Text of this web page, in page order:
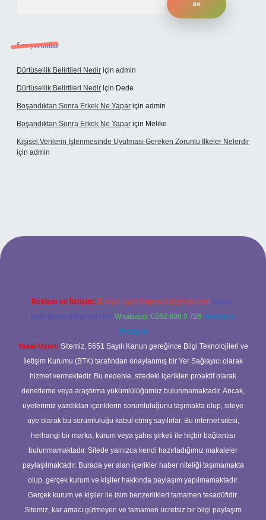
Son yorumlar
Dürtüsellik Belirtileri Nedir için admin
Dürtüsellik Belirtileri Nedir için Dede
Boşandıktan Sonra Erkek Ne Yapar için admin
Boşandıktan Sonra Erkek Ne Yapar için Melike
Kişisel Verilerin Işlenmesinde Uyulması Gereken Zorunlu Ilkeler Nelerdir
için admin
Reklam ve İletişim: E-mail: backlinkpaneli@gmail.com Teams:
forumhizmeti@gmail.com Whatsapp: 0262 606 0 726 Telegram:
@karabul
Yasal Uyarı: Sitemiz, 5651 Sayılı Kanun gereğince Bilgi Teknolojileri ve
İletişim Kurumu (BTK) tarafından onaylanmış bir Yer Sağlayıcı olarak
hizmet vermektedir. Bu nedenle, sitedeki içerikleri proaktif olarak
denetleme veya araştırma yükümlülüğümüz bulunmamaktadır. Ancak,
üyelerimiz yazdıkları içeriklerin sorumluluğunu taşımakta olup, siteye
üye olarak bu sorumluluğu kabul etmiş sayılırlar. Bu internet sitesi,
herhangi bir marka, kurum veya şahıs şirketi ile hiçbir bağlantısı
bulunmamaktadır. Sitede yalnızca kendi hazırladığımız makaleler
paylaşılmaktadır. Burada yer alan içerikler haber niteliği taşımamakta
olup, gerçek kurum ve kişiler hakkında paylaşım yapılmamaktadır.
Gerçek kurum ve kişiler ile isim benzerlikleri tamamen tesadüfidir.
Sitemiz, kar amacı gütmeyen ve tamamen ücretsiz bir bilgi paylaşım